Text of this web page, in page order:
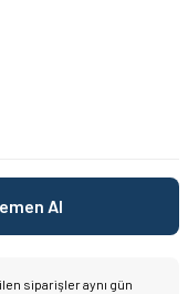
Al
siparişler aynı gün